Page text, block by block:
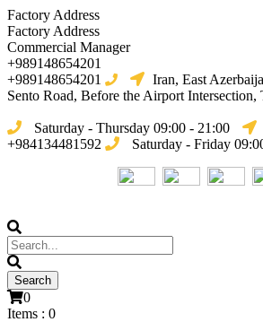
Factory Address
Factory Address
Commercial Manager
+989148654201
+989148654201
Iran, East
Sento Road, Before the Airport Intersection,
Saturday - Thursday 09:00 - 21:00
+984134481592
Saturday - Friday
0
Items : 0